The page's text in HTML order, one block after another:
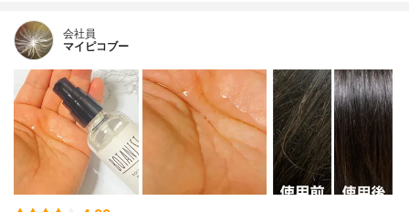
会社員
マイピコブー